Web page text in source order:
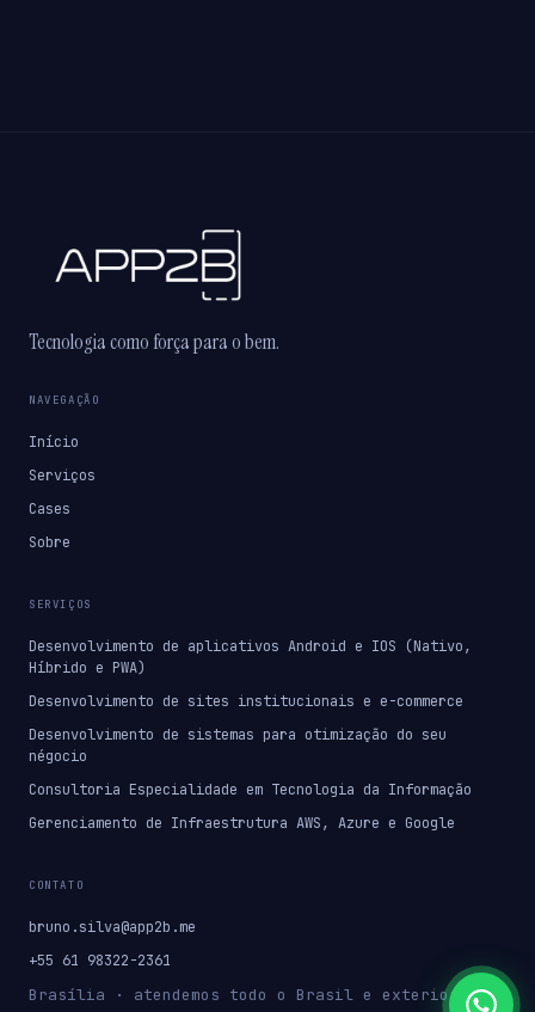
Tecnologia como força para o bem.
NAVEGAÇÃO
Início
Serviços
Cases
Sobre
SERVIÇOS
Desenvolvimento de aplicativos Android e IOS (Nativo,
Híbrido e PWA)
Desenvolvimento de sites institucionais e e-commerce
Desenvolvimento de sistemas para otimização do seu
négocio
Consultoria Especialidade em Tecnologia da Informação
Gerenciamento de Infraestrutura AWS, Azure e Google
CONTATO
bruno.silva@app2b.me
+55 61 98322-2361
Brasília · atendemos todo o Brasil e exterior